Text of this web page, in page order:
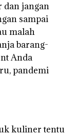
dan jangan
sampai
malah
barang-
Anda
pandemi
kuliner tentu